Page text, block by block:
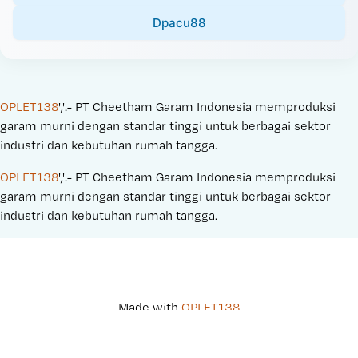
Dpacu88
OPLET138','.- PT Cheetham Garam Indonesia memproduksi
garam murni dengan standar tinggi untuk berbagai sektor
industri dan kebutuhan rumah tangga.
OPLET138','.- PT Cheetham Garam Indonesia memproduksi
garam murni dengan standar tinggi untuk berbagai sektor
industri dan kebutuhan rumah tangga.
Made with OPLET138